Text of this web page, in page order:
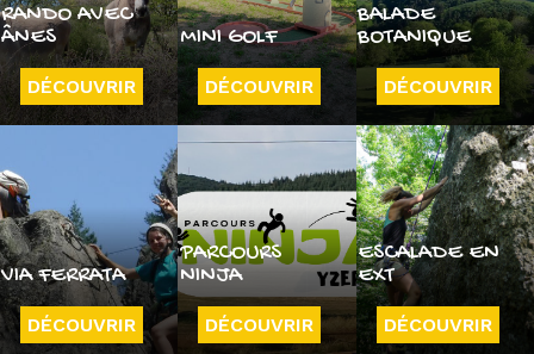
RANDO AVEC
ÂNES
DÉCOUVRIR
MINI GOLF
DÉCOUVRIR
BALADE
BOTANIQUE
DÉCOUVRIR
VIA FERRATA
DÉCOUVRIR
PARCOURS
NINJA
DÉCOUVRIR
ESCALADE EN
EXT
DÉCOUVRIR